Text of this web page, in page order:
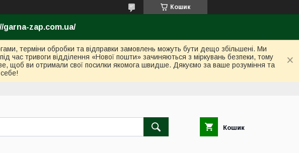
Кошик
garna-zap.com.ua/
терміни обробки та відправки замовлень можуть бути дещо збільшені. Ми
час тривоги відділення «Нової пошти» зачиняються з міркувань безпеки, тому
щоб ви отримали свої посилки якомога швидше. Дякуємо за ваше розуміння та
Кошик